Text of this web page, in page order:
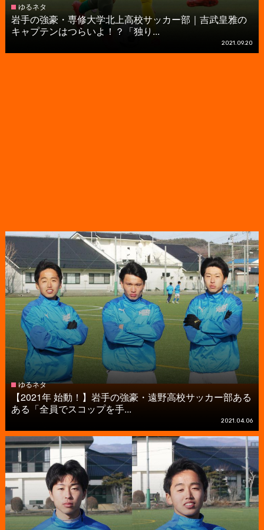
ゆるネタ
岩手の強豪・専修大学北上高校サッカー部｜吉武皇雅の
キャプテンはつらいよ！？「独り...
2021.09.20
ゆるネタ
【2021年 始動！】岩手の強豪・遠野高校サッカー部ある
ある「全員でスコップを手...
2021.04.06